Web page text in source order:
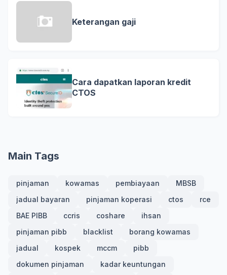
Keterangan gaji
Cara dapatkan laporan kredit
CTOS
Main Tags
pinjaman kowamas pembiayaan
MBSB
jadual bayaran
pinjaman koperasi ctos
rce
BAE PIBB
ccris coshare
ihsan
pinjaman pibb
blacklist
borang kowamas
jadual
kospek mccm
pibb
dokumen pinjaman
kadar keuntungan